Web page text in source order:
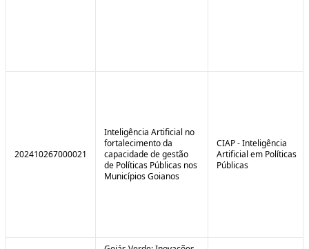
202410267000021
Inteligência Artificial no
fortalecimento da
capacidade de gestão
de Políticas Públicas nos
Municípios Goianos
CIAP - Inteligência
Artificial em Políticas
Públicas